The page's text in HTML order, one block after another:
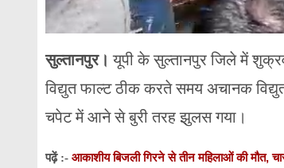
सुल्तानपुर। यूपी के सुल्तानपुर जिले में
विद्युत फाल्ट ठीक करते समय अचानक
चपेट में आने से बुरी तरह झुलस गया।
पढ़ें :- आकाशीय बिजली गिरने से तीन महिलाओं की मौत,